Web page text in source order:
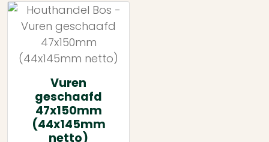
Vuren
geschaafd
47x150mm
(44x145mm
netto)